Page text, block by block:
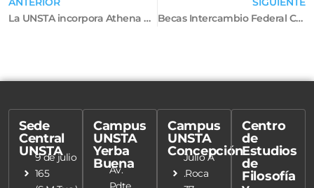
La UNSTA incorpora Athena Hub, una plataforma de enseñanza interactiva para alumnos de la Facultad de Ciencias de la Salud
Becas Intercambio Federal Cuarta Edición
Sede
Central
UNSTA
9 de julio
165
Campus
UNSTA
Yerba
Buena
Av.
Campus
UNSTA
Concepción
Julio A
.Roca
Centro
de
Estudios
de
Filosofía